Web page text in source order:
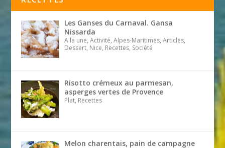
Les Ganses du Carnaval. Gansa
Nissarda
A la une, Activité, Alpes-Maritimes, Articles,
Dessert, Nice, Recettes, Société
Risotto crémeux au parmesan,
asperges vertes de Provence
Plat, Recettes
Melon charentais, pain de campagne